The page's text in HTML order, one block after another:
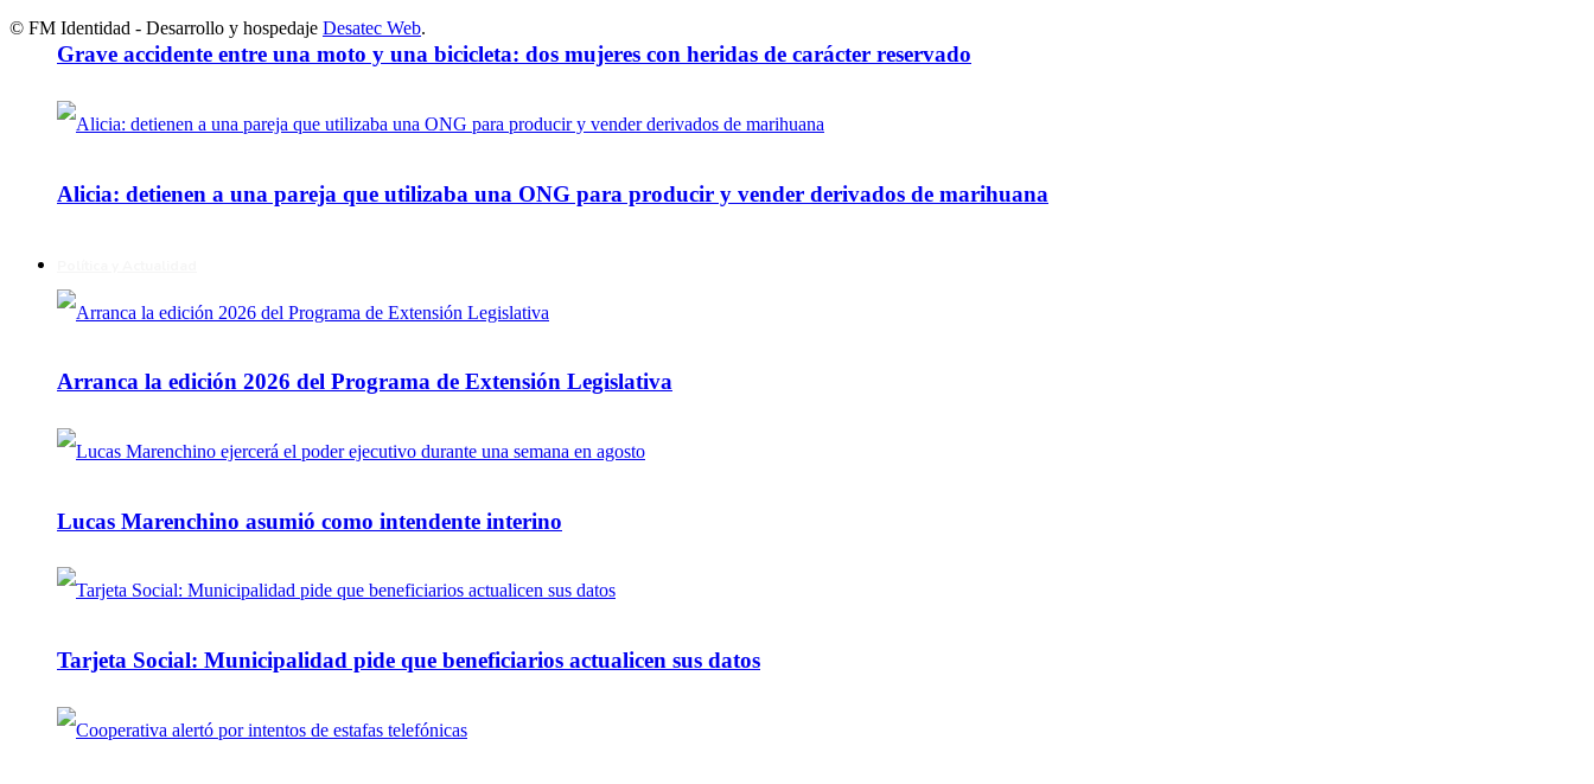
Grave accidente entre una moto y una bicicleta: dos mujeres con heridas de carácter reservado
Alicia: detienen a una pareja que utilizaba una ONG para producir y vender derivados de marihuana
Arranca la edición 2026 del Programa de Extensión Legislativa
Lucas Marenchino asumió como intendente interino
Tarjeta Social: Municipalidad pide que beneficiarios actualicen sus datos
© FM Identidad - Desarrollo y hospedaje Desatec Web.